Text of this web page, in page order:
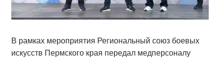
В рамках мероприятия Региональный союз боевых
искусств Пермского края передал медперсоналу